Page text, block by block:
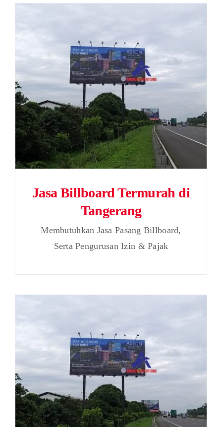
Jasa Billboard Termurah di
Tangerang
Membutuhkan Jasa Pasang Billboard,
Serta Pengurusan Izin & Pajak